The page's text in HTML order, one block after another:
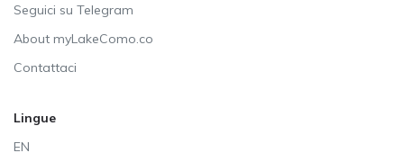
Seguici su Telegram
About myLakeComo.co
Contattaci
Lingue
EN